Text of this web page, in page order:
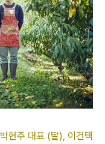
현주 대표 (딸), 이건택